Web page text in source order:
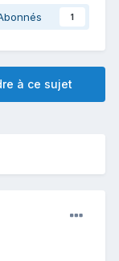
1
à ce sujet